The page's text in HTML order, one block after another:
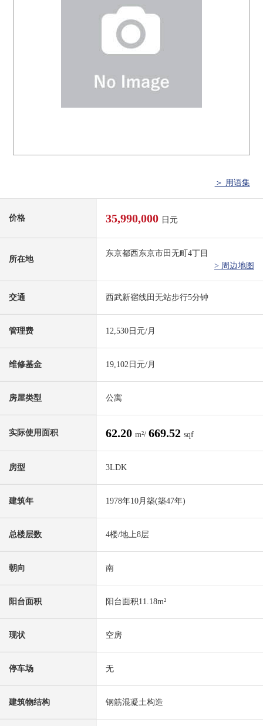
＞ 用语集
价格 35,990,000 日元
所在地
东京都西东京市田无町4丁目
> 周边地图
交通 西武新宿线田无站步行5分钟
管理费 12,530日元/月
维修基金 19,102日元/月
房屋类型 公寓
实际使用面积 62.20 m²/ 669.52 sqf
房型 3LDK
建筑年 1978年10月築(築47年)
总楼层数 4楼/地上8层
朝向 南
阳台面积 阳台面积11.18m²
现状 空房
停车场 无
建筑物结构 钢筋混凝土构造